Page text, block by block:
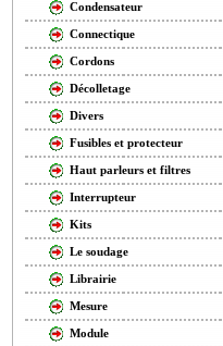
Condensateur
Connectique
Cordons
Décolletage
Divers
Fusibles et protecteur
Haut parleurs et filtres
Interrupteur
Kits
Le soudage
Librairie
Mesure
Module